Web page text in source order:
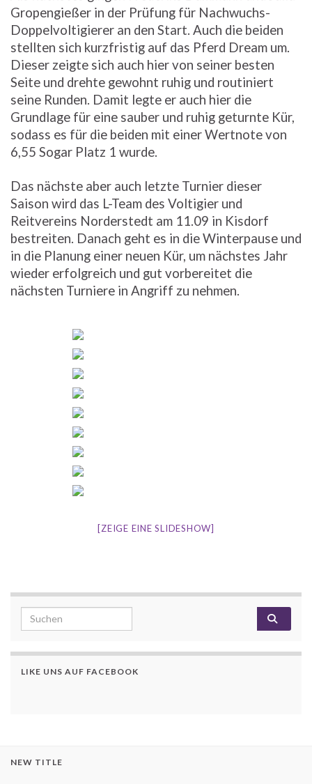
Gropengießer in der Prüfung für Nachwuchs-
Doppelvoltigierer an den Start. Auch die beiden
stellten sich kurzfristig auf das Pferd Dream um.
Dieser zeigte sich auch hier von seiner besten
Seite und drehte gewohnt ruhig und routiniert
seine Runden. Damit legte er auch hier die
Grundlage für eine sauber und ruhig geturnte Kür,
sodass es für die beiden mit einer Wertnote von
6,55 Sogar Platz 1 wurde.
Das nächste aber auch letzte Turnier dieser
Saison wird das L-Team des Voltigier und
Reitvereins Norderstedt am 11.09 in Kisdorf
bestreiten. Danach geht es in die Winterpause und
in die Planung einer neuen Kür, um nächstes Jahr
wieder erfolgreich und gut vorbereitet die
nächsten Turniere in Angriff zu nehmen.
[ZEIGE EINE SLIDESHOW]
Search for:
LIKE UNS AUF FACEBOOK
NEW TITLE